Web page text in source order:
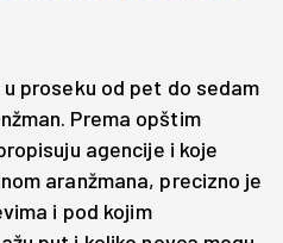
proseku od pet do sedam
Prema opštim
agencije i koje
aranžmana, precizno je
i pod kojim